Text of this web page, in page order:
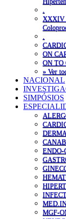
XXXIV
ON
ON TO
» Ver
NACIONAL
SIMPÓSIOS
ENDO-
MGF-